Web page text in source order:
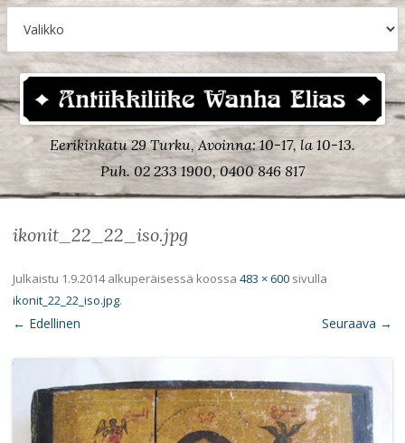
Eerikinkatu 29 Turku, Avoinna: 10-17, la 10-13.
Puh. 02 233 1900, 0400 846 817
ikonit_22_22_iso.jpg
Julkaistu 1.9.2014alkuperäisessä koossa 483 × 600 sivulla
ikonit_22_22_iso.jpg.
← Edellinen Seuraava →